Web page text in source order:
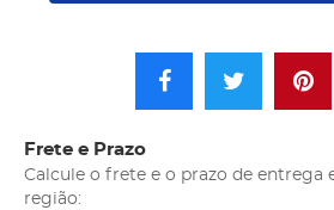
Frete e Prazo
Calcule o frete e o prazo de entrega
região: